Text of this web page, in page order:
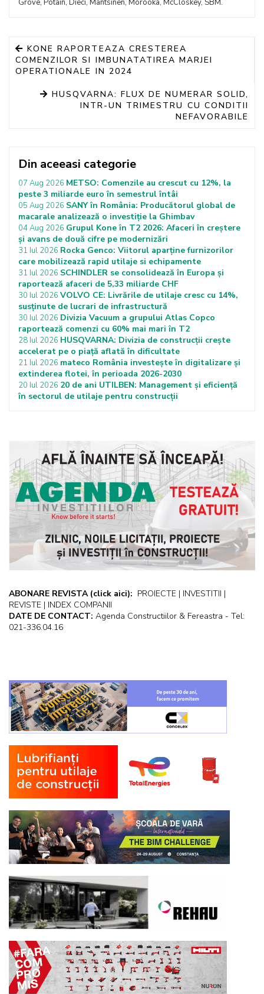
Grove, Potain, Dieci, Mantsinen, Morooka, McCloskey, SBM.
KONE RAPORTEAZA CRESTEREA
COMENZILOR SI IMBUNATATIREA MARJEI
OPERATIONALE IN 2024
HUSQVARNA: FLUX DE NUMERAR SOLID,
INTR-UN TRIMESTRU CU CONDITII
NEFAVORABILE
Din aceeasi categorie
07 Aug 2026 METSO: Comenzile au crescut cu 12%, la
peste 3 miliarde euro în semestrul întâi
05 Aug 2026 SANY în România: Producătorul global de
macarale analizează o investiție la Ghimbav
04 Aug 2026 Grupul Kone în T2 2026: Afaceri în creștere
și avans de două cifre pe modernizări
31 Iul 2026 Rocka Genco: Viitorul aparține furnizorilor
care mobilizează rapid utilaje si echipamente
31 Iul 2026 SCHINDLER se consolidează în Europa și
raportează afaceri de 5,33 miliarde CHF
30 Iul 2026 VOLVO CE: Livrările de utilaje cresc cu 14%,
susținute de lucrari de infrastructură
30 Iul 2026 Divizia Vacuum a grupului Atlas Copco
raportează comenzi cu 60% mai mari în T2
28 Iul 2026 HUSQVARNA: Divizia de construcții crește
accelerat pe o piață aflată în dificultate
21 Iul 2026 mateco România investește în digitalizare și
extinderea flotei, în perioada 2026-2030
20 Iul 2026 20 de ani UTILBEN: Management și eficiență
în sectorul de utilaje pentru construcții
ABONARE REVISTA (click aici): PROIECTE | INVESTITII |
REVISTE | INDEX COMPANII
DATE DE CONTACT: Agenda Constructiilor & Fereastra - Tel:
021-336.04.16